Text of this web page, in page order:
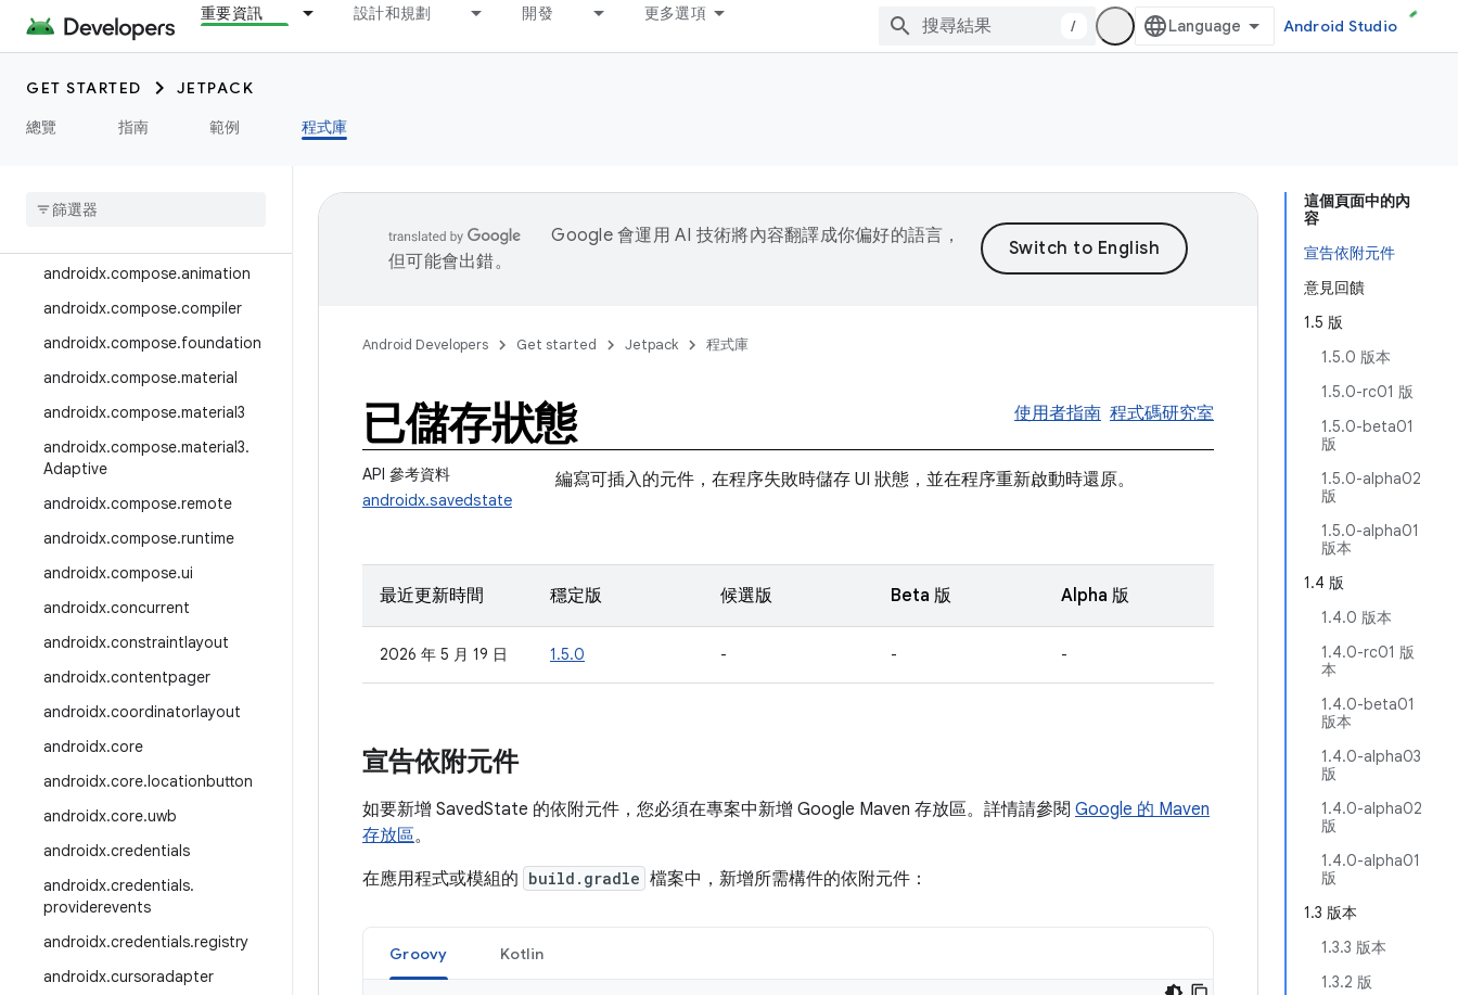
重要資訊 設計和規劃 開發 更多選項
/ Android Studio
GET STARTED
JETPACK
總覽
指南 範例 程式庫
androidx.camera.media3
androidx.car
androidx.car.app
androidx
androidx.compose.animation
androidx.compose.compiler
androidx.compose.foundation
androidx.compose.material
androidx.compose.material3
androidx.compose.material3.
Adaptive
androidx.compose.remote
androidx.compose.runtime
androidx.compose.ui
androidx.concurrent
androidx.constraintlayout
androidx.contentpager
androidx.coordinatorlayout
androidx.core
androidx.core.locationbutton
androidx.core.uwb
androidx.credentials
androidx.credentials.
providerevents
androidx.credentials.registry
androidx.cursoradapter
這個頁面中的內
容
宣告依附元件
意見回饋
1.5 版
1.5.0 版本
1.5.0-rc01 版
1.5.0-beta01
版
1.5.0-alpha02
版
1.5.0-alpha01
版本
1.4 版
1.4.0 版本
1.4.0-rc01 版
本
1.4.0-beta01
版本
1.4.0-alpha03
版
1.4.0-alpha02
版
1.4.0-alpha01
版
1.3 版本
1.3.3 版本
1.3.2 版
Google 會運用 AI 技術將內容翻譯成你偏好的語言，
但可能會出錯。
Android Developers Get started Jetpack 程式庫
已儲存狀態 使用者指南 程式碼研究室
API 參考資料
androidx.savedstate
編寫可插入的元件，在程序失敗時儲存 UI 狀態，並在程序重新啟動時還原。
最近更新時間 穩定版 候選版 Beta 版 Alpha 版
2026 年 5 月 19 日 1.5.0 - - -
宣告依附元件
如要新增 SavedState 的依附元件，您必須在專案中新增 Google Maven 存放區。詳情請參閱 Google 的 Maven
存放區。
在應用程式或模組的 build.gradle 檔案中，新增所需構件的依附元件：
Groovy Kotlin